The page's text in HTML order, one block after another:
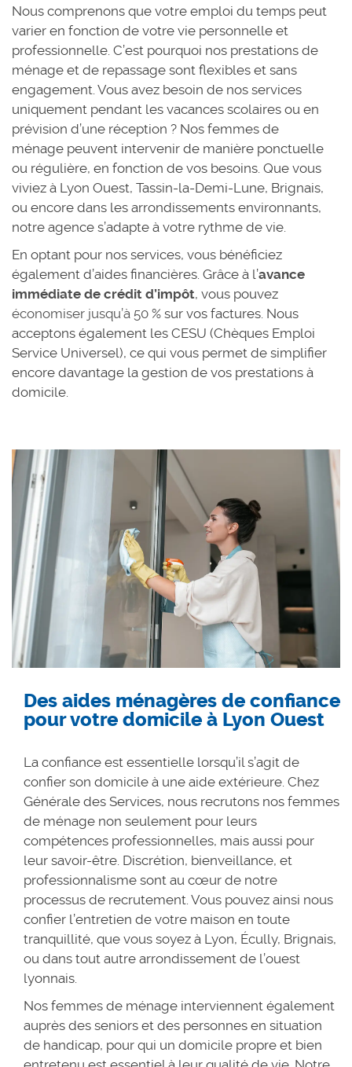
Nous comprenons que votre emploi du temps peut
varier en fonction de votre vie personnelle et
professionnelle. C’est pourquoi nos prestations de
ménage et de repassage sont flexibles et sans
engagement. Vous avez besoin de nos services
uniquement pendant les vacances scolaires ou en
prévision d’une réception ? Nos femmes de
ménage peuvent intervenir de manière ponctuelle
ou régulière, en fonction de vos besoins. Que vous
viviez à Lyon Ouest, Tassin-la-Demi-Lune, Brignais,
ou encore dans les arrondissements environnants,
notre agence s’adapte à votre rythme de vie.
En optant pour nos services, vous bénéficiez
également d’aides financières. Grâce à l’avance
immédiate de crédit d’impôt, vous pouvez
économiser jusqu’à 50 % sur vos factures. Nous
acceptons également les CESU (Chèques Emploi
Service Universel), ce qui vous permet de simplifier
encore davantage la gestion de vos prestations à
domicile.
Des aides ménagères de confiance
pour votre domicile à Lyon Ouest
La confiance est essentielle lorsqu’il s’agit de
confier son domicile à une aide extérieure. Chez
Générale des Services, nous recrutons nos femmes
de ménage non seulement pour leurs
compétences professionnelles, mais aussi pour
leur savoir-être. Discrétion, bienveillance, et
professionnalisme sont au cœur de notre
processus de recrutement. Vous pouvez ainsi nous
confier l’entretien de votre maison en toute
tranquillité, que vous soyez à Lyon, Écully, Brignais,
ou dans tout autre arrondissement de l’ouest
lyonnais.
Nos femmes de ménage interviennent également
auprès des seniors et des personnes en situation
de handicap, pour qui un domicile propre et bien